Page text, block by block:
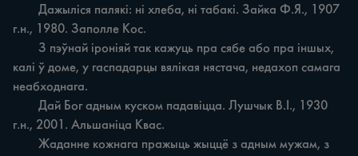
г.н., 1980. Заполле Кос.
калі ў доме, у гаспадарцы вялікая нястача, недахоп самага
неабходнага.
г.н., 2001. Альшаніца Квас.